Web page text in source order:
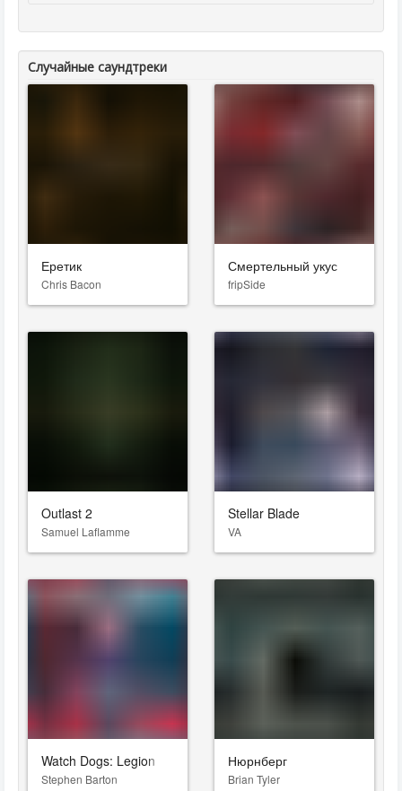
Случайные саундтреки
Еретик
Chris Bacon
Смертельный укус
fripSide
Outlast 2
Samuel Laflamme
Stellar Blade
VA
Watch Dogs: Legion
Stephen Barton
Нюрнберг
Brian Tyler